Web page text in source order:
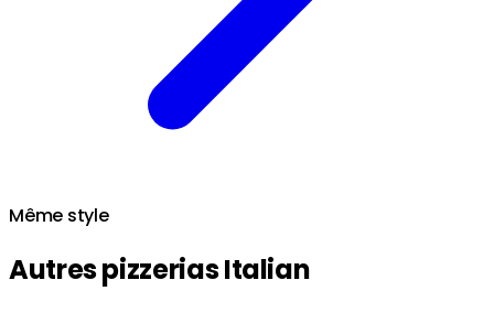
Même style
Autres pizzerias Italian